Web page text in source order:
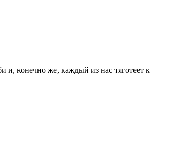
и, конечно же, каждый из нас тяготеет к